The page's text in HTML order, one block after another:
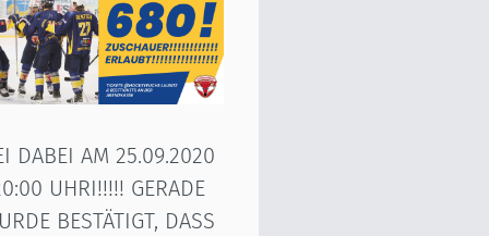
DABEI AM 25.09.2020
UHRI!!!!! GERADE
BESTÄTIGT, DASS